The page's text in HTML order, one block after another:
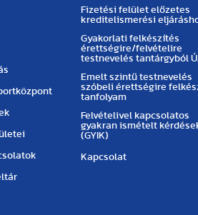
Fizetési felület előzetes
kreditelismerési
Gyakorlati felkészítés
érettségire/felvételire
testnevelés tantárgyból
Emelt szintű testnevelés
szóbeli érettségire
tanfolyam
Felvételivel kapcsolatos
gyakran ismételt
(GYIK)
Kapcsolat